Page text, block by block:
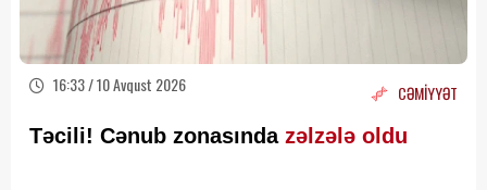
16:33 / 10 Avqust 2026 CƏMİYYƏT
Təcili! Cənub zonasında zəlzələ oldu